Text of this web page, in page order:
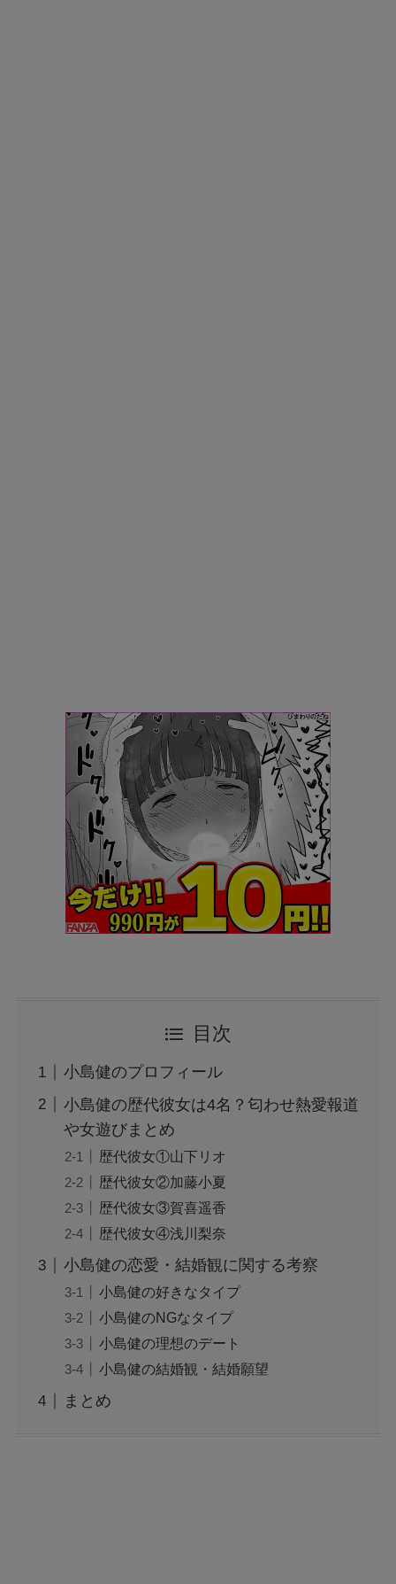
目次
小島健のプロフィール
小島健の歴代彼女は4名？匂わせ熱愛報道
や女遊びまとめ
歴代彼女①山下リオ
歴代彼女②加藤小夏
歴代彼女③賀喜遥香
歴代彼女④浅川梨奈
小島健の恋愛・結婚観に関する考察
小島健の好きなタイプ
小島健のNGなタイプ
小島健の理想のデート
小島健の結婚観・結婚願望
まとめ